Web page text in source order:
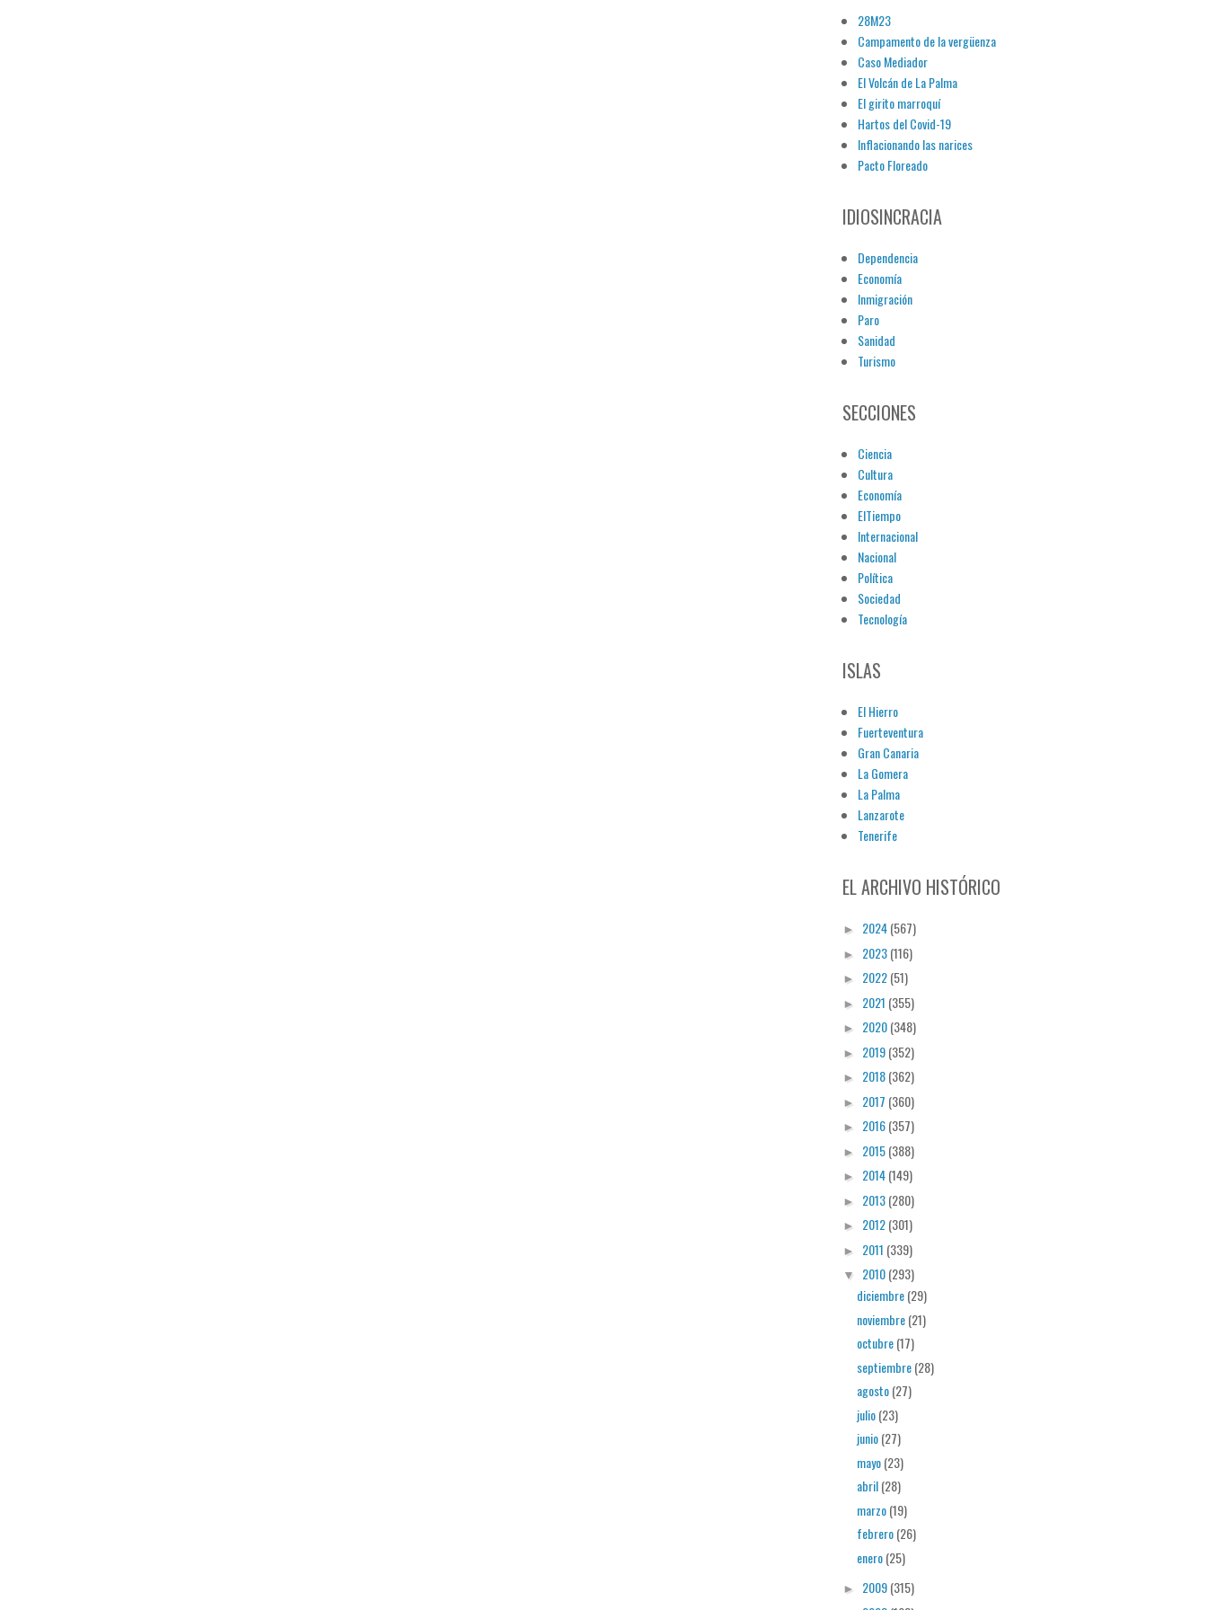
28M23
Campamento de la vergüenza
Caso Mediador
El Volcán de La Palma
El girito marroquí
Hartos del Covid-19
Inflacionando las narices
Pacto Floreado
IDIOSINCRACIA
Dependencia
Economía
Inmigración
Paro
Sanidad
Turismo
SECCIONES
Ciencia
Cultura
Economía
ElTiempo
Internacional
Nacional
Política
Sociedad
Tecnología
ISLAS
El Hierro
Fuerteventura
Gran Canaria
La Gomera
La Palma
Lanzarote
Tenerife
EL ARCHIVO HISTÓRICO
► 2024(567)
► 2023(116)
► 2022(51)
► 2021 (355)
► 2020(348)
► 2019(352)
► 2018(362)
► 2017 (360)
► 2016(357)
► 2015(388)
► 2014(149)
► 2013(280)
► 2012(301)
► 2011 (339)
▼ 2010(293)
diciembre(29)
noviembre(21)
octubre(17)
septiembre(28)
agosto(27)
julio(23)
junio(27)
mayo(23)
abril(28)
marzo(19)
febrero(26)
enero(25)
► 2009(315)